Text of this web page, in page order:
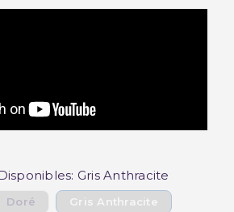
Gris Anthracite
Doré Gris Anthracite